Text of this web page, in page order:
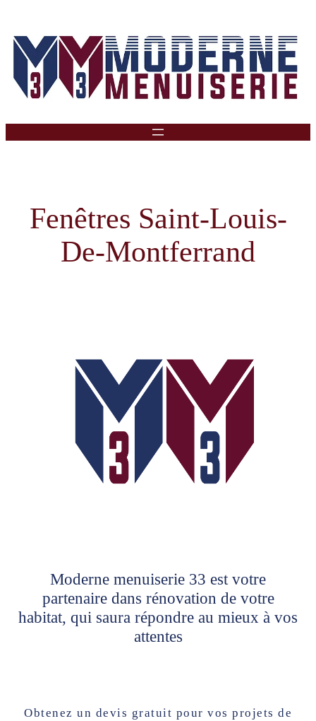
Fenêtres Saint-Louis-
De-Montferrand
Moderne menuiserie 33 est votre
partenaire dans rénovation de votre
habitat, qui saura répondre au mieux à vos
attentes
Obtenez un devis gratuit pour vos projets de